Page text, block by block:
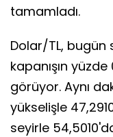
tamamladı.
Dolar/TL, bugün
kapanışın
görüyor. Aynı
yükselişle
seyirle